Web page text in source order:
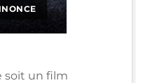
soit un film